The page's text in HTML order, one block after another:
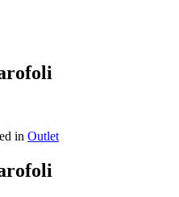
in Outlet